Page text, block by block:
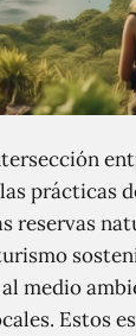
prácticas
reservas
medio
Estos